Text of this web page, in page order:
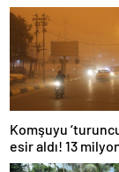
Komşuyu
esir aldı! 13
“evde kalın”